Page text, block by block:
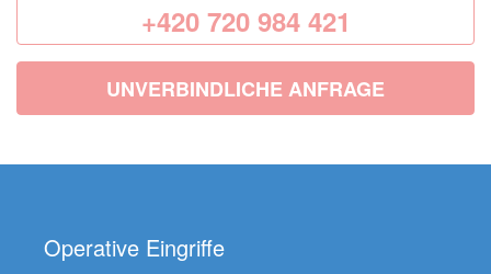
+420 720 984 421
UNVERBINDLICHE ANFRAGE
Operative Eingriffe